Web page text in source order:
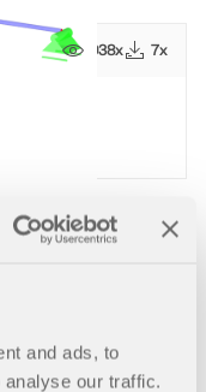
and ads, to
our traffic.
938x 7x
835x